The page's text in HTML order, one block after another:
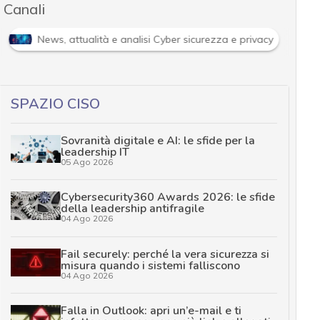
Canali
News, attualità e analisi Cyber sicurezza e privacy
SPAZIO CISO
Sovranità digitale e AI: le sfide per la
leadership IT
05 Ago 2026
Cybersecurity360 Awards 2026: le sfide
della leadership antifragile
04 Ago 2026
Fail securely: perché la vera sicurezza si
misura quando i sistemi falliscono
04 Ago 2026
Falla in Outlook: apri un’e-mail e ti